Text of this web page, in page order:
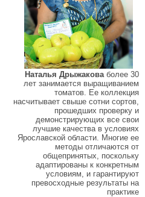
Наталья Дрыжаковаболее 30
лет занимается выращиванием
томатов. Ее коллекция
насчитывает свыше сотни сортов,
прошедших проверку и
демонстрирующих все свои
лучшие качества в условиях
Ярославской области. Многие ее
методы отличаются от
общепринятых, поскольку
адаптированы к конкретным
условиям, и гарантируют
превосходные результаты на
практике